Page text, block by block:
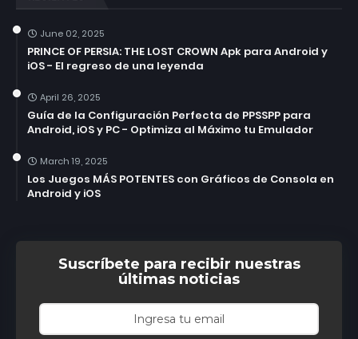
June 02, 2025
PRINCE OF PERSIA: THE LOST CROWN Apk para Android y
iOS - El regreso de una leyenda
April 26, 2025
Guía de la Configuración Perfecta de PPSSPP para
Android, iOS y PC - Optimiza al Máximo tu Emulador
March 19, 2025
Los Juegos MÁS POTENTES con Gráficos de Consola en
Android y iOS
Suscríbete para recibir nuestras
últimas noticias